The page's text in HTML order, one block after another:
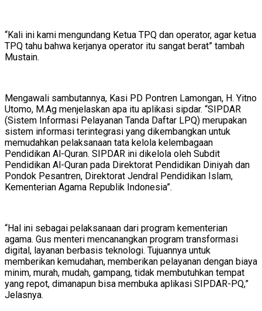
“Kali ini kami mengundang Ketua TPQ dan operator, agar ketua
TPQ tahu bahwa kerjanya operator itu sangat berat” tambah
Mustain.
Mengawali sambutannya, Kasi PD Pontren Lamongan, H. Yitno
Utomo, M.Ag menjelaskan apa itu aplikasi sipdar. “SIPDAR
(Sistem Informasi Pelayanan Tanda Daftar LPQ) merupakan
sistem informasi terintegrasi yang dikembangkan untuk
memudahkan pelaksanaan tata kelola kelembagaan
Pendidikan Al-Quran. SIPDAR ini dikelola oleh Subdit
Pendidikan Al-Quran pada Direktorat Pendidikan Diniyah dan
Pondok Pesantren, Direktorat Jendral Pendidikan Islam,
Kementerian Agama Republik Indonesia”.
“Hal ini sebagai pelaksanaan dari program kementerian
agama. Gus menteri mencanangkan program transformasi
digital, layanan berbasis teknologi. Tujuannya untuk
memberikan kemudahan, memberikan pelayanan dengan biaya
minim, murah, mudah, gampang, tidak membutuhkan tempat
yang repot, dimanapun bisa membuka aplikasi SIPDAR-PQ,”
Jelasnya.